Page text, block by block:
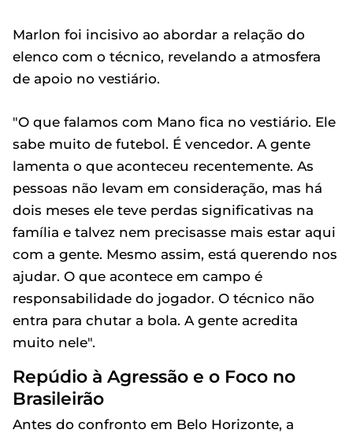
Marlon foi incisivo ao abordar a relação do
elenco com o técnico, revelando a atmosfera
de apoio no vestiário.
"O que falamos com Mano fica no vestiário. Ele
sabe muito de futebol. É vencedor. A gente
lamenta o que aconteceu recentemente. As
pessoas não levam em consideração, mas há
dois meses ele teve perdas significativas na
família e talvez nem precisasse mais estar aqui
com a gente. Mesmo assim, está querendo nos
ajudar. O que acontece em campo é
responsabilidade do jogador. O técnico não
entra para chutar a bola. A gente acredita
muito nele".
Repúdio à Agressão e o Foco no
Brasileirão
Antes do confronto em Belo Horizonte, a